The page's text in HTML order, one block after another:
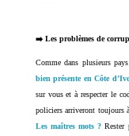
➡️ Les problèmes de
Comme dans plusieurs
bien présente en Côte
sur vous et à respecter le
policiers arriveront toujours
Les maîtres mots ? Rester